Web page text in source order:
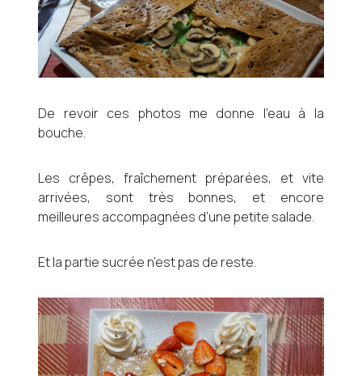
De revoir ces photos me donne l’eau à la
bouche.
Les crêpes, fraîchement préparées, et vite
arrivées, sont très bonnes, et encore
meilleures accompagnées d’une petite salade.
Et la partie sucrée n’est pas de reste.